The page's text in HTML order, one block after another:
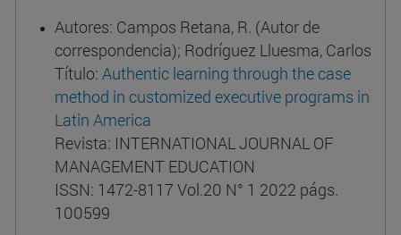
Autores: Campos Retana, R. (Autor de
correspondencia); Rodríguez Lluesma, Carlos
Título:Authentic learning through the case
method in customized executive programs in
Latin America
Revista: INTERNATIONAL JOURNAL OF
MANAGEMENT EDUCATION
ISSN: 1472-8117 Vol.20 N° 1 2022 págs.
100599